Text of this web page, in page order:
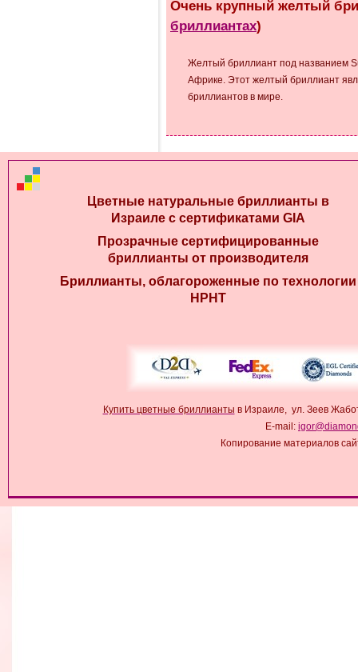
Очень крупный желтый
бриллиантах)
Желтый бриллиант под названием
Африке. Этот желтый бриллиант
бриллиантов в мире.
Цветные натуральные бриллианты в
Израиле с сертификатами GIA
Прозрачные сертифицированные
бриллианты от производителя
Бриллианты, облагороженные по технологии
HPHT
Купить цветные бриллианты в Израиле, ул. Зеев
E-mail:
Копирование материалов